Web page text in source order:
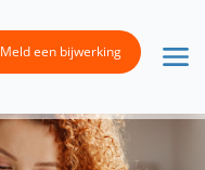
Meld een bijwerking